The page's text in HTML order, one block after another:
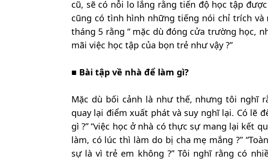
cũ, sẽ có nỗi lo lắng rằng tiến độ học tập
cũng có tình hình những tiếng nói chỉ trích
tháng 5 rằng “ mặc dù đóng cửa trường học,
mãi việc học tập của bọn trẻ như vậy ?”
■ Bài tập về nhà để làm gì?
Mặc dù bối cảnh là như thế, nhưng tôi nghĩ
quay lại điểm xuất phát và suy nghĩ lại. Có lẽ
gì ?” “việc học ở nhà có thực sự mang lại kết
làm, có lúc thì làm do bị cha mẹ mắng ?”
sự là vì trẻ em không ?” Tôi nghĩ rằng có